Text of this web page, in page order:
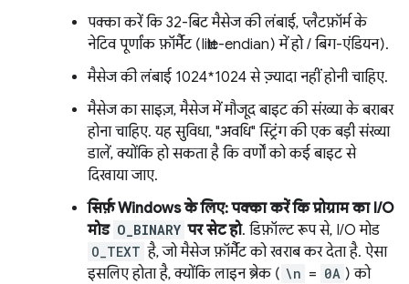
पक्का करें कि 32-बिट मैसेज की लंबाई, प्लैटफ़ॉर्म के
नेटिव पूर्णांक फ़ॉर्मैट (little-endian) में हो / बिग-एंडियन).
मैसेज की लंबाई 1024*1024 से ज़्यादा नहीं होनी चाहिए.
मैसेज का साइज़, मैसेज में मौजूद बाइट की संख्या के बराबर
होना चाहिए. यह सुविधा, "अवधि" स्ट्रिंग की एक बड़ी संख्या
डालें, क्योंकि हो सकता है कि वर्णों को कई बाइट से
दिखाया जाए.
सिर्फ़ Windows के लिए: पक्का करें कि प्रोग्राम का I/O
मोड O_BINARY पर सेट हो. डिफ़ॉल्ट रूप से, I/O मोड
O_TEXT है, जो मैसेज फ़ॉर्मैट को खराब कर देता है. ऐसा
इसलिए होता है, क्योंकि लाइन ब्रेक ( \n = 0A ) को